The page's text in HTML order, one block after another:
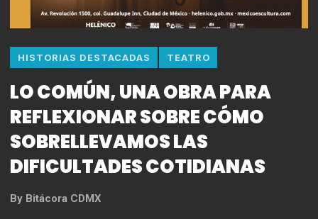
HISTORIAS DESTACADAS TEATRO
LO COMÚN, UNA OBRA PARA
REFLEXIONAR SOBRE CÓMO
SOBRELLEVAMOS LAS
DIFICULTADES COTIDIANAS
By Bitácora CDMX